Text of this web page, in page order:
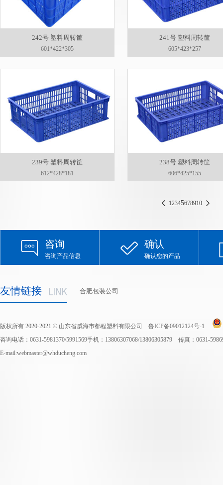
242号 塑料周转筐
601*422*305
241号 塑料周转筐
605*423*257
239号 塑料周转筐
612*428*181
238号 塑料周转筐
606*425*155
12345678910
咨询
咨询产品信息
确认
确认您的产品
友情链接 合肥包装公司
版权所有 2020-2021 © 山东省威海市都程塑料有限公司 鲁ICP备09012124号-1
咨询电话：0631-5981370/5991569手机：13806307068/13806305879 传真：0631-
E-mail:webmaster@whducheng.com